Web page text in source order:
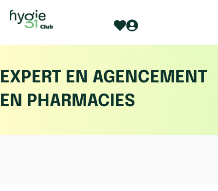
contenu
EXPERT EN AGENCEMENT
EN PHARMACIES